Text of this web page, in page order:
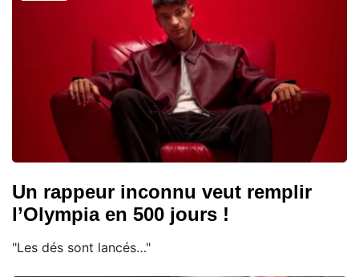
Un rappeur inconnu veut remplir
l’Olympia en 500 jours !
"Les dés sont lancés…"